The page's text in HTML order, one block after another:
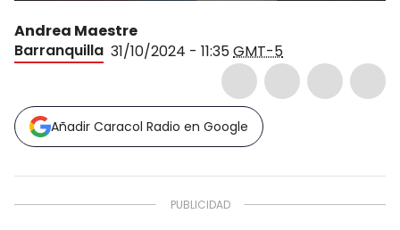
Andrea Maestre
Barranquilla 31/10/2024 - 11:35GMT-5
Añadir Caracol Radio en Google